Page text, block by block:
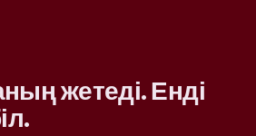
жетеді. Енді